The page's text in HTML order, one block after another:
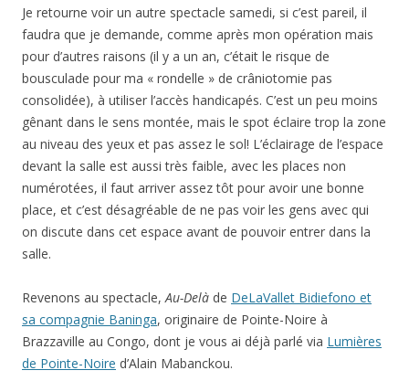
Je retourne voir un autre spectacle samedi, si c’est pareil, il
faudra que je demande, comme après mon opération mais
pour d’autres raisons (il y a un an, c’était le risque de
bousculade pour ma « rondelle » de crâniotomie pas
consolidée), à utiliser l’accès handicapés. C’est un peu moins
gênant dans le sens montée, mais le spot éclaire trop la zone
au niveau des yeux et pas assez le sol! L’éclairage de l’espace
devant la salle est aussi très faible, avec les places non
numérotées, il faut arriver assez tôt pour avoir une bonne
place, et c’est désagréable de ne pas voir les gens avec qui
on discute dans cet espace avant de pouvoir entrer dans la
salle.
Revenons au spectacle, Au-Delà de DeLaVallet Bidiefono et
sa compagnie Baninga, originaire de Pointe-Noire à
Brazzaville au Congo, dont je vous ai déjà parlé via Lumières
de Pointe-Noire d’Alain Mabanckou.